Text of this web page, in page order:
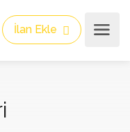
İlan Ekle